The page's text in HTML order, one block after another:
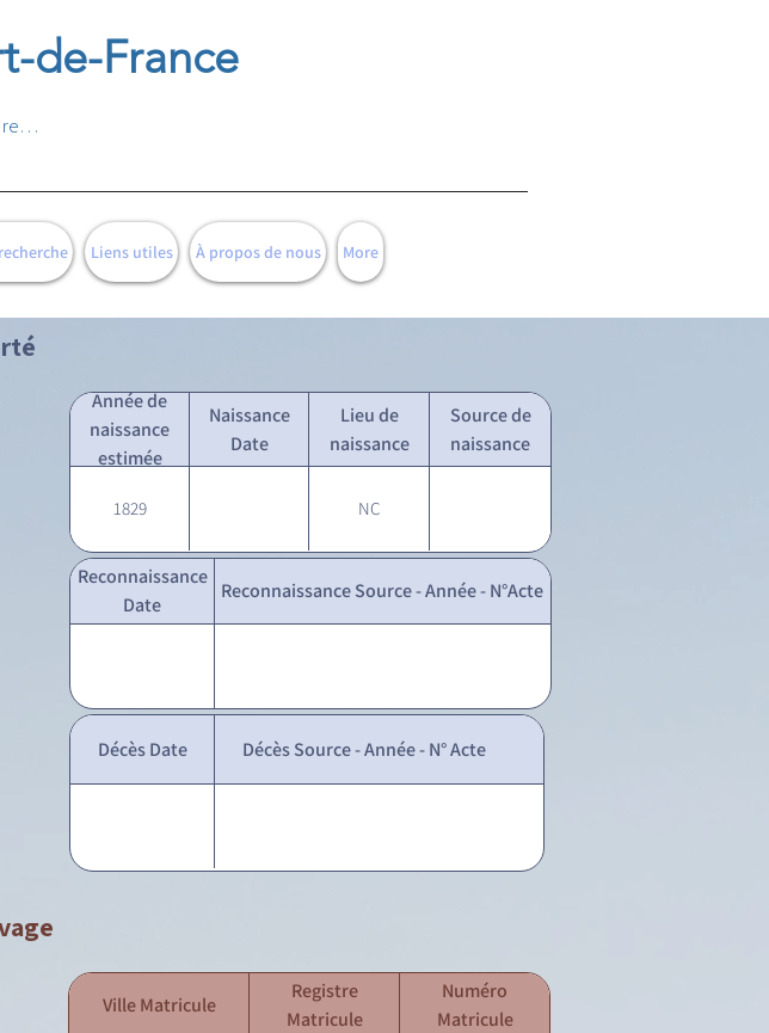
de-France
Liens utiles À propos de nous More
Année de
naissance
estimée
Naissance
Date
Lieu de
naissance
Source de
naissance
1829 NC
Reconnaissance
Date
Reconnaissance Source - Année - N°Acte
Décès Date Décès Source - Année - N° Acte
Ville Matricule
Registre
Matricule
Numéro
Matricule